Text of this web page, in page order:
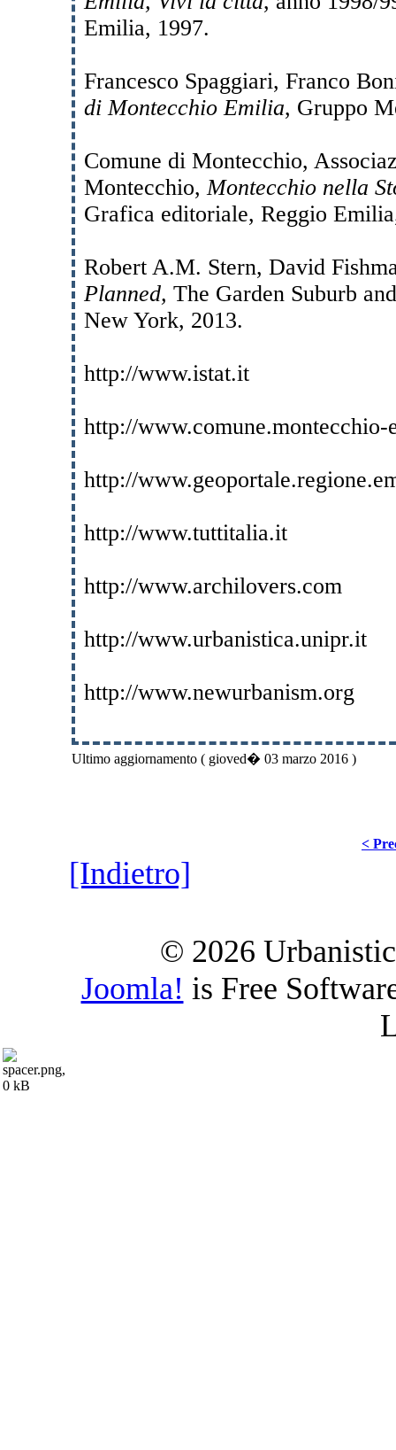
Emilia, 1997.
Francesco Spaggiari, Franco
di Montecchio Emilia, Gruppo
Comune di Montecchio,
Montecchio,Montecchio nella
Grafica editoriale, Reggio
Robert A.M. Stern, David
Planned, The Garden Suburb
New York, 2013.
http://www.istat.it
http://
http://
http://www.tuttitalia.it
http://www.archilovers.com
http://www.urbanistica.unipr.it
http://www.newurbanism.org
Ultimo aggiornamento ( gioved� 03 marzo 2016 )
<
[Indietro]
© 2026
Joomla! is Free